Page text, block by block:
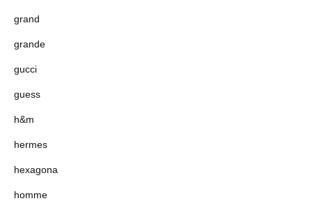
grand
grande
gucci
guess
h&m
hermes
hexagona
homme